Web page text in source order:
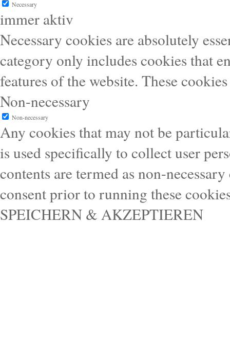
Necessary
immer aktiv
Necessary cookies are absolutely
category only includes cookies that
features of the website. These
Non-necessary
Non-necessary
Any cookies that may not be
is used specifically to collect user
contents are termed as non-
consent prior to running these
SPEICHERN & AKZEPTIEREN